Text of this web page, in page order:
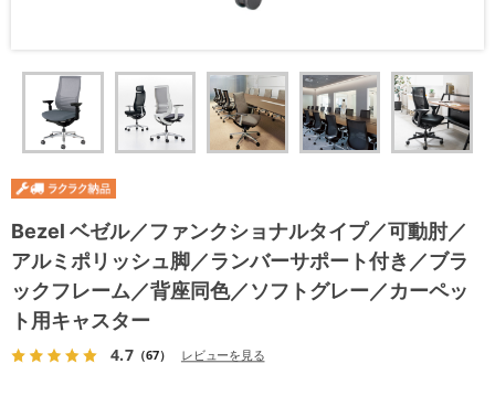
Bezel ベゼル／ファンクショナルタイプ／可動肘／
アルミポリッシュ脚／ランバーサポート付き／ブラ
ックフレーム／背座同色／ソフトグレー／カーペッ
ト用キャスター
4.7（67） レビューを見る